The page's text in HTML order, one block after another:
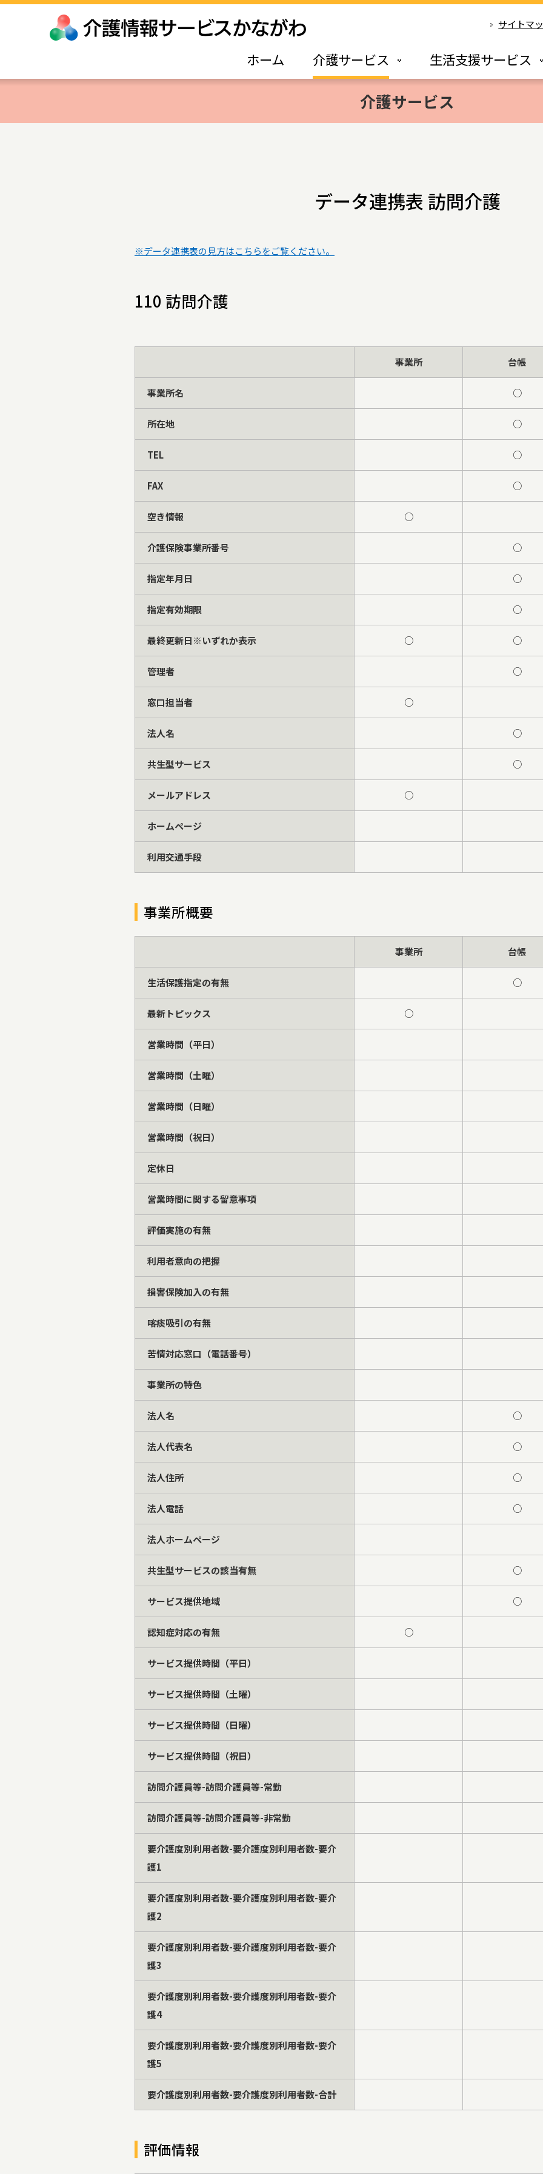
サイトマ
ホーム 介護サービス 生活支援サービス
介護サービス
データ連携表 訪問介護
※データ連携表の見方はこちらをご覧ください。
110 訪問介護
事業所 台帳
事業所名 ○
所在地 ○
TEL ○
FAX ○
空き情報 ○
介護保険事業所番号 ○
指定年月日 ○
指定有効期限 ○
最終更新日※いずれか表示 ○ ○
管理者 ○
窓口担当者 ○
法人名 ○
共生型サービス ○
メールアドレス ○
ホームページ
利用交通手段
事業所概要
事業所 台帳
生活保護指定の有無 ○
最新トピックス ○
営業時間（平日）
営業時間（土曜）
営業時間（日曜）
営業時間（祝日）
定休日
営業時間に関する留意事項
評価実施の有無
利用者意向の把握
損害保険加入の有無
喀痰吸引の有無
苦情対応窓口（電話番号）
事業所の特色
法人名 ○
法人代表名 ○
法人住所 ○
法人電話 ○
法人ホームページ
共生型サービスの該当有無 ○
サービス提供地域 ○
認知症対応の有無 ○
サービス提供時間（平日）
サービス提供時間（土曜）
サービス提供時間（日曜）
サービス提供時間（祝日）
訪問介護員等-訪問介護員等-常勤
訪問介護員等-訪問介護員等-非常勤
要介護度別利用者数-要介護度別利用者数-要介
護1
要介護度別利用者数-要介護度別利用者数-要介
護2
要介護度別利用者数-要介護度別利用者数-要介
護3
要介護度別利用者数-要介護度別利用者数-要介
護4
要介護度別利用者数-要介護度別利用者数-要介
護5
要介護度別利用者数-要介護度別利用者数-合計
評価情報
）